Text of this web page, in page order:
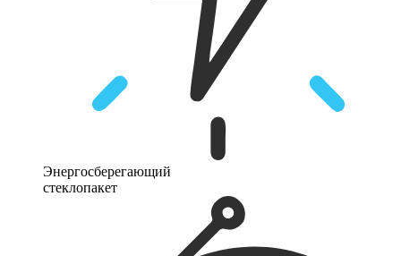
Энергосберегающий
стеклопакет